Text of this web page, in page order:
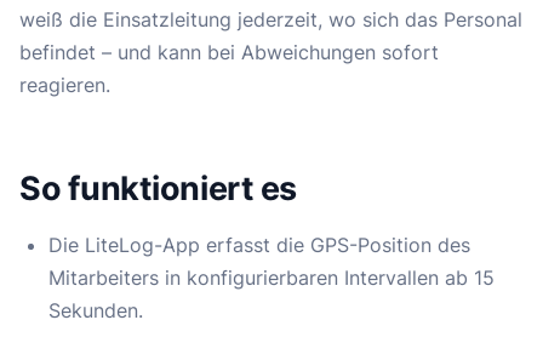
weiß die Einsatzleitung jederzeit, wo sich das Personal
befindet – und kann bei Abweichungen sofort
reagieren.
So funktioniert es
Die LiteLog-App erfasst die GPS-Position des
Mitarbeiters in konfigurierbaren Intervallen ab 15
Sekunden.